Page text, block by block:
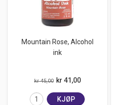
Mountain Rose, Alcohol
ink
kr 45,00 kr 41,00
KJØP